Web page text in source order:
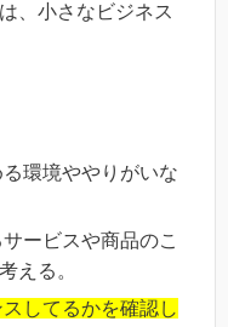
、小さなビジネス
環境ややりがいな
ービスや商品のこ
える。
してるかを確認し